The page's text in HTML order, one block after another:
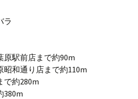
ラ
原駅前店まで約90m
昭和通り店まで約110m
で約280m
380m